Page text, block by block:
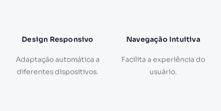
Design Responsivo
Adaptação automática a
diferentes dispositivos.
Navegação Intuitiva
Facilita a experiência do
usuário.